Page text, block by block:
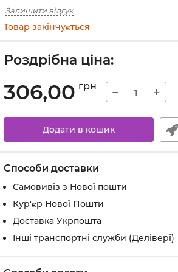
Залишити відгук
Товар закінчується
Роздрібна ціна:
306,00 грн − +
Додати в кошик
Способи доставки
Самовивіз з Нової пошти
Кур'єр Нової Пошти
Доставка Укрпошта
Інші транспортні служби (Делівері)